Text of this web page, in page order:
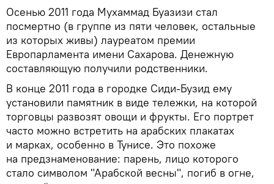
Осенью 2011 года Мухаммад Буазизи стал
посмертно (в группе из пяти человек, остальные
из которых живы) лауреатом премии
Европарламента имени Сахарова. Денежную
составляющую получили родственники.
В конце 2011 года в городке Сиди-Бузид ему
установили памятник в виде тележки, на которой
торговцы развозят овощи и фрукты. Его портрет
часто можно встретить на арабских плакатах
и марках, особенно в Тунисе. Это похоже
на предзнаменование: парень, лицо которого
стало символом "Арабской весны", погиб в огне,